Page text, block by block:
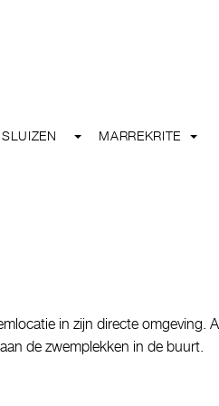
MARREKRITE
in zijn directe omgeving.
de zwemplekken in de buurt.